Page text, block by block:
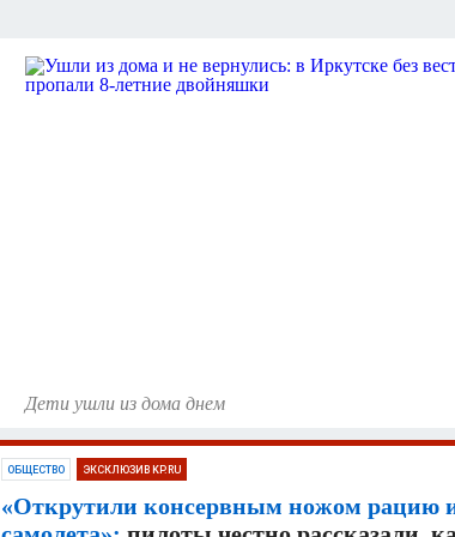
Дети ушли из дома днем
ОБЩЕСТВО ЭКСКЛЮЗИВ KP.RU
«Открутили консервным ножом рацию